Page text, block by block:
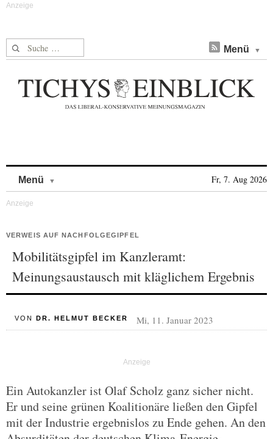
Suche nach: Menü
Menü Fr, 7. Aug 2026
VERWEIS AUF NACHFOLGEGIPFEL
Mobilitätsgipfel im Kanzleramt:
Meinungsaustausch mit kläglichem Ergebnis
VON DR. HELMUT BECKER Mi, 11. Januar 2023
Ein Autokanzler ist Olaf Scholz ganz sicher nicht.
Er und seine grünen Koalitionäre ließen den Gipfel
mit der Industrie ergebnislos zu Ende gehen. An den